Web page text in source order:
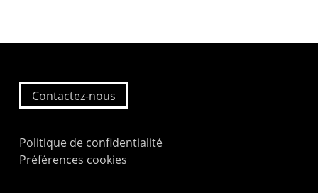
Contactez-nous
Politique de confidentialité
Préférences cookies